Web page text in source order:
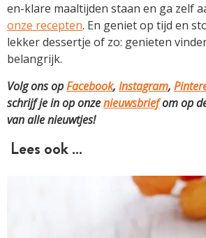
en-klare maaltijden staan en ga zelf
onze recepten. En geniet op tijd en
lekker dessertje of zo: genieten
belangrijk.
Volg ons opFacebook, Instagram,
schrijf je in op onzenieuwsbriefom op
van alle nieuwtjes!
Lees ook …